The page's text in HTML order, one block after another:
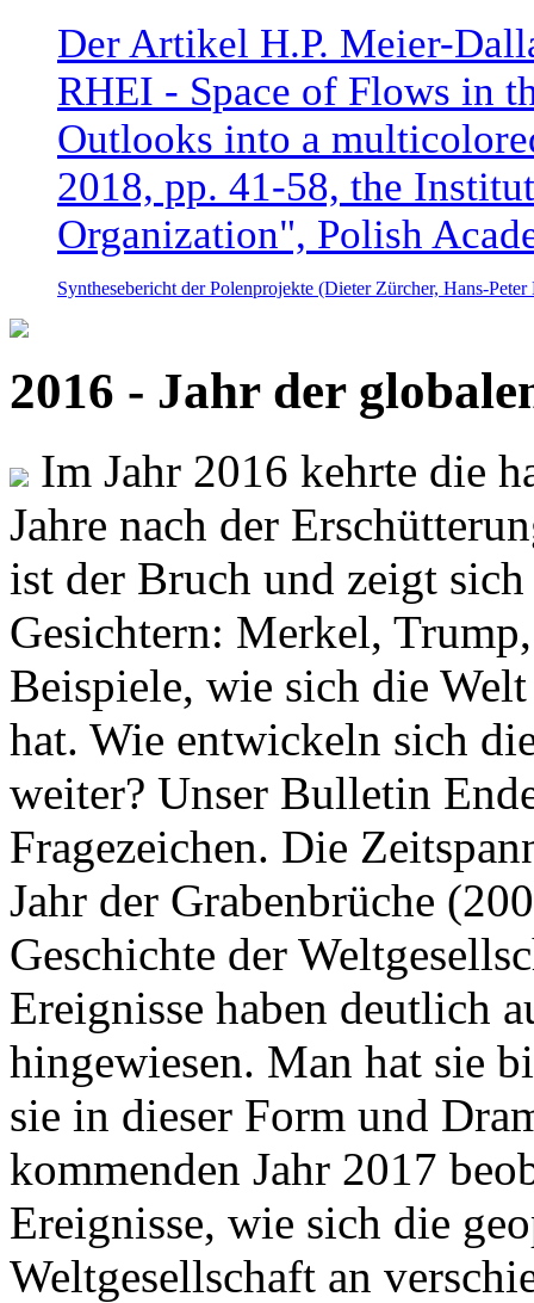
Der Artikel H.P. Meier-
RHEI - Space of Flows in
Outlooks into a
2018, pp. 41-58, the
Organization", Polish
Synthesebericht der Polenprojekte (Dieter Zürcher, Hans-
2016 - Jahr der
Im Jahr 2016 kehrte die
Jahre nach der
ist der Bruch und zeigt
Gesichtern: Merkel,
Beispiele, wie sich die
hat. Wie entwickeln sich
weiter? Unser Bulletin
Fragezeichen. Die
Jahr der Grabenbrüche
Geschichte der
Ereignisse haben deutlich
hingewiesen. Man hat sie
sie in dieser Form und
kommenden Jahr 2017
Ereignisse, wie sich die
Weltgesellschaft an